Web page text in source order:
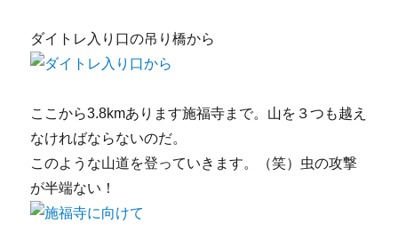
ダイトレ入り口の吊り橋から
ここから3.8kmあります施福寺まで。山を３つも越え
なければならないのだ。
このような山道を登っていきます。（笑）虫の攻撃
が半端ない！